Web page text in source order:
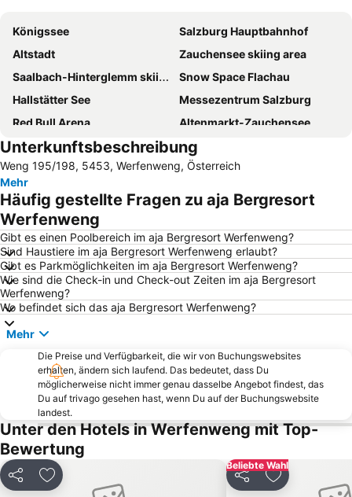
Königssee
Salzburg Hauptbahnhof
Altstadt
Zauchensee skiing area
Saalbach-Hinterglemm skiing area
Snow Space Flachau
Hallstätter See
Messezentrum Salzburg
Red Bull Arena
Altenmarkt-Zauchensee
Kehlsteinhaus
St. Johann-Alpendorf
Nationalpark Berchtesgaden
Watzmann Therme
Kitzsteinhorn
Flughafen Salzburg
Almenwelt Lofer
Hochkönigs Winterreich - Mühlbach Dienten Maria Alm
Seerose
Gut Aiderbichl
Mondsee
Bikepark
Rupertus Therme
Planai Hochwurzen
Ramsau am Dachstein
Salzburger Christkindlmarkt
Dom zu Salzburg
Skigebiet Sportwelt Amadé
Radstadt-Altenmarkt
Filzmoos
Bahnhof Zell am See
Zoo Salzburg
Schmittenhöhe skiing area
Dorfgastein - Großarltal
Watzmannhaus
Salzburger Festspiele
Getreidegasse
Schloss Hellbrunn
Unterkunftsbeschreibung
Weng 195/198, 5453, Werfenweng, Österreich
Mehr
Häufig gestellte Fragen zu aja Bergresort
Werfenweng
Gibt es einen Poolbereich im aja Bergresort Werfenweng?
Sind Haustiere im aja Bergresort Werfenweng erlaubt?
Gibt es Parkmöglichkeiten im aja Bergresort Werfenweng?
Wie sind die Check-in und Check-out Zeiten im aja Bergresort
Werfenweng?
Wo befindet sich das aja Bergresort Werfenweng?
Mehr
Die Preise und Verfügbarkeit, die wir von Buchungswebsites
erhalten, ändern sich laufend. Das bedeutet, dass Du
möglicherweise nicht immer genau dasselbe Angebot findest, das
Du auf trivago gesehen hast, wenn Du auf der Buchungswebsite
landest.
Unter den Hotels in Werfenweng mit Top-
Bewertung
Teilen Zu Favoriten hinzufügen
Beliebte Wahl
Teilen Zu Favoriten